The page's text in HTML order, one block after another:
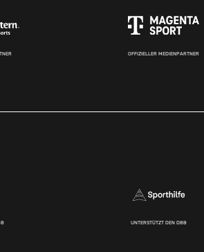
OFFIZIELLER MEDIENPARTNER
UNTERSTÜTZT DEN DBB